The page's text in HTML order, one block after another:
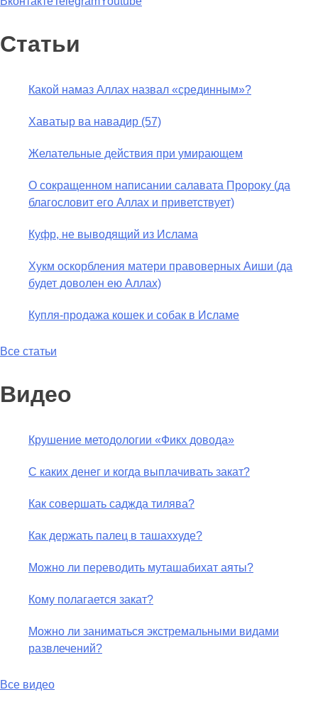
Статьи
Какой намаз Аллах назвал «срединным»?
Хаватыр ва навадир (57)
Желательные действия при умирающем
О сокращенном написании салавата Пророку (да
благословит его Аллах и приветствует)
Куфр, не выводящий из Ислама
Хукм оскорбления матери правоверных Аиши (да
будет доволен ею Аллах)
Купля-продажа кошек и собак в Исламе
Все статьи
Видео
Крушение методологии «Фикх довода»
С каких денег и когда выплачивать закат?
Как совершать саджда тилява?
Как держать палец в ташаххуде?
Можно ли переводить муташабихат аяты?
Кому полагается закат?
Можно ли заниматься экстремальными видами
развлечений?
Все видео